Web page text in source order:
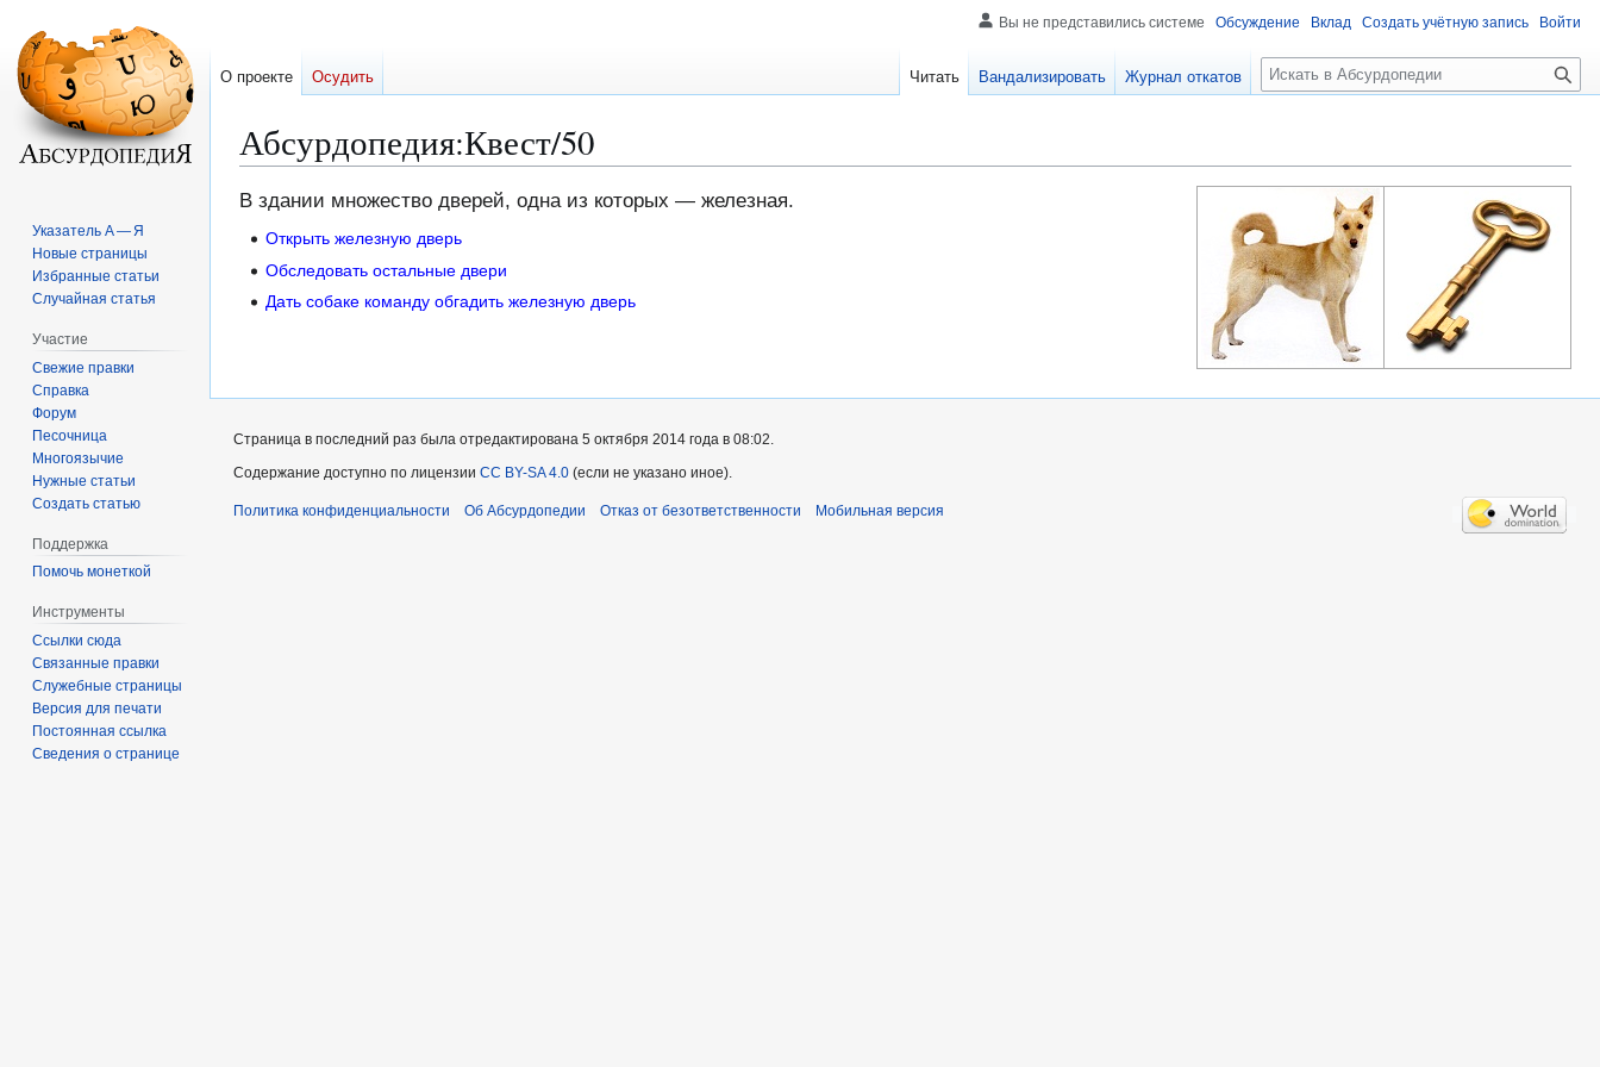
Абсурдопедия:Квест/50
Перейти
навигации
Перейти
поиску
В здании множество дверей, одна из которых — железная.
Открыть железную дверь
Обследовать остальные двери
Дать собаке команду обгадить железную дверь
Вы не представились системе Обсуждение Вклад Создать учётную запись Войти
О проекте Осудить Читать Вандализировать Журнал откатов
П
о
к
Указатель А — Я
Новые страницы
Избранные статьи
Случайная статья
Участие
Свежие правки
Справка
Форум
Песочница
Многоязычие
Нужные статьи
Создать статью
Поддержка
Помочь монеткой
Инструменты
Ссылки сюда
Связанные правки
Служебные страницы
Версия для печати
Постоянная ссылка
Сведения о странице
Страница в последний раз была отредактирована 5 октября 2014 года в 08:02.
Содержание доступно по лицензии CC BY-SA 4.0 (если не указано иное).
Политика конфиденциальности Об Абсурдопедии Отказ от безответственности Мобильная версия